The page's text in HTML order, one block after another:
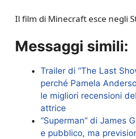
Il film di Minecraft esce negli
Messaggi simili:
Trailer di “The Last
perché Pamela
le migliori recensioni
attrice
“Superman” di James
e pubblico, ma